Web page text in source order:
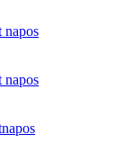
napos
napos